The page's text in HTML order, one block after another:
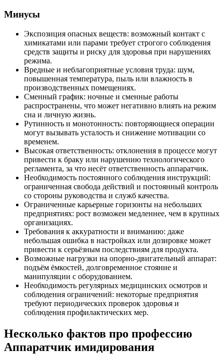
Минусы
Экспозиция опасных веществ: возможный контакт с
химикатами или парами требует строгого соблюдения
средств защиты и риску для здоровья при нарушениях
режима.
Вредные и неблагоприятные условия труда: шум,
повышенная температура, пыль или влажность в
производственных помещениях.
Сменный график: ночные и сменные работы
распространены, что может негативно влиять на режим
сна и личную жизнь.
Рутинность и монотонность: повторяющиеся операции
могут вызывать усталость и снижение мотивации со
временем.
Высокая ответственность: отклонения в процессе могут
привести к браку или нарушению технологического
регламента, за что несёт ответственность аппаратчик.
Необходимость постоянного соблюдения инструкций:
ограниченная свобода действий и постоянный контроль
со стороны руководства и служб качества.
Ограниченные карьерные горизонты на небольших
предприятиях: рост возможен медленнее, чем в крупных
организациях.
Требования к аккуратности и вниманию: даже
небольшая ошибка в настройках или дозировке может
привести к серьёзным последствиям для продукта.
Возможные нагрузки на опорно-двигательный аппарат:
подъём ёмкостей, долговременное стояние и
манипуляции с оборудованием.
Необходимость регулярных медицинских осмотров и
соблюдения ограничений: некоторые предприятия
требуют периодических проверок здоровья и
соблюдения профилактических мер.
Несколько фактов про профессию
Аппаратчик имидирования